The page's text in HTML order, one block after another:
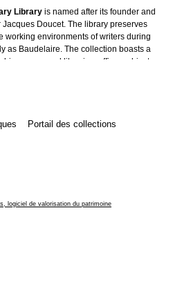
Library is named after its founder and
Doucet. The library preserves
working environments of writers during
as Baudelaire. The collection boasts a
personal libraries, offices, objects
Portail des collections
logiciel de valorisation du patrimoine